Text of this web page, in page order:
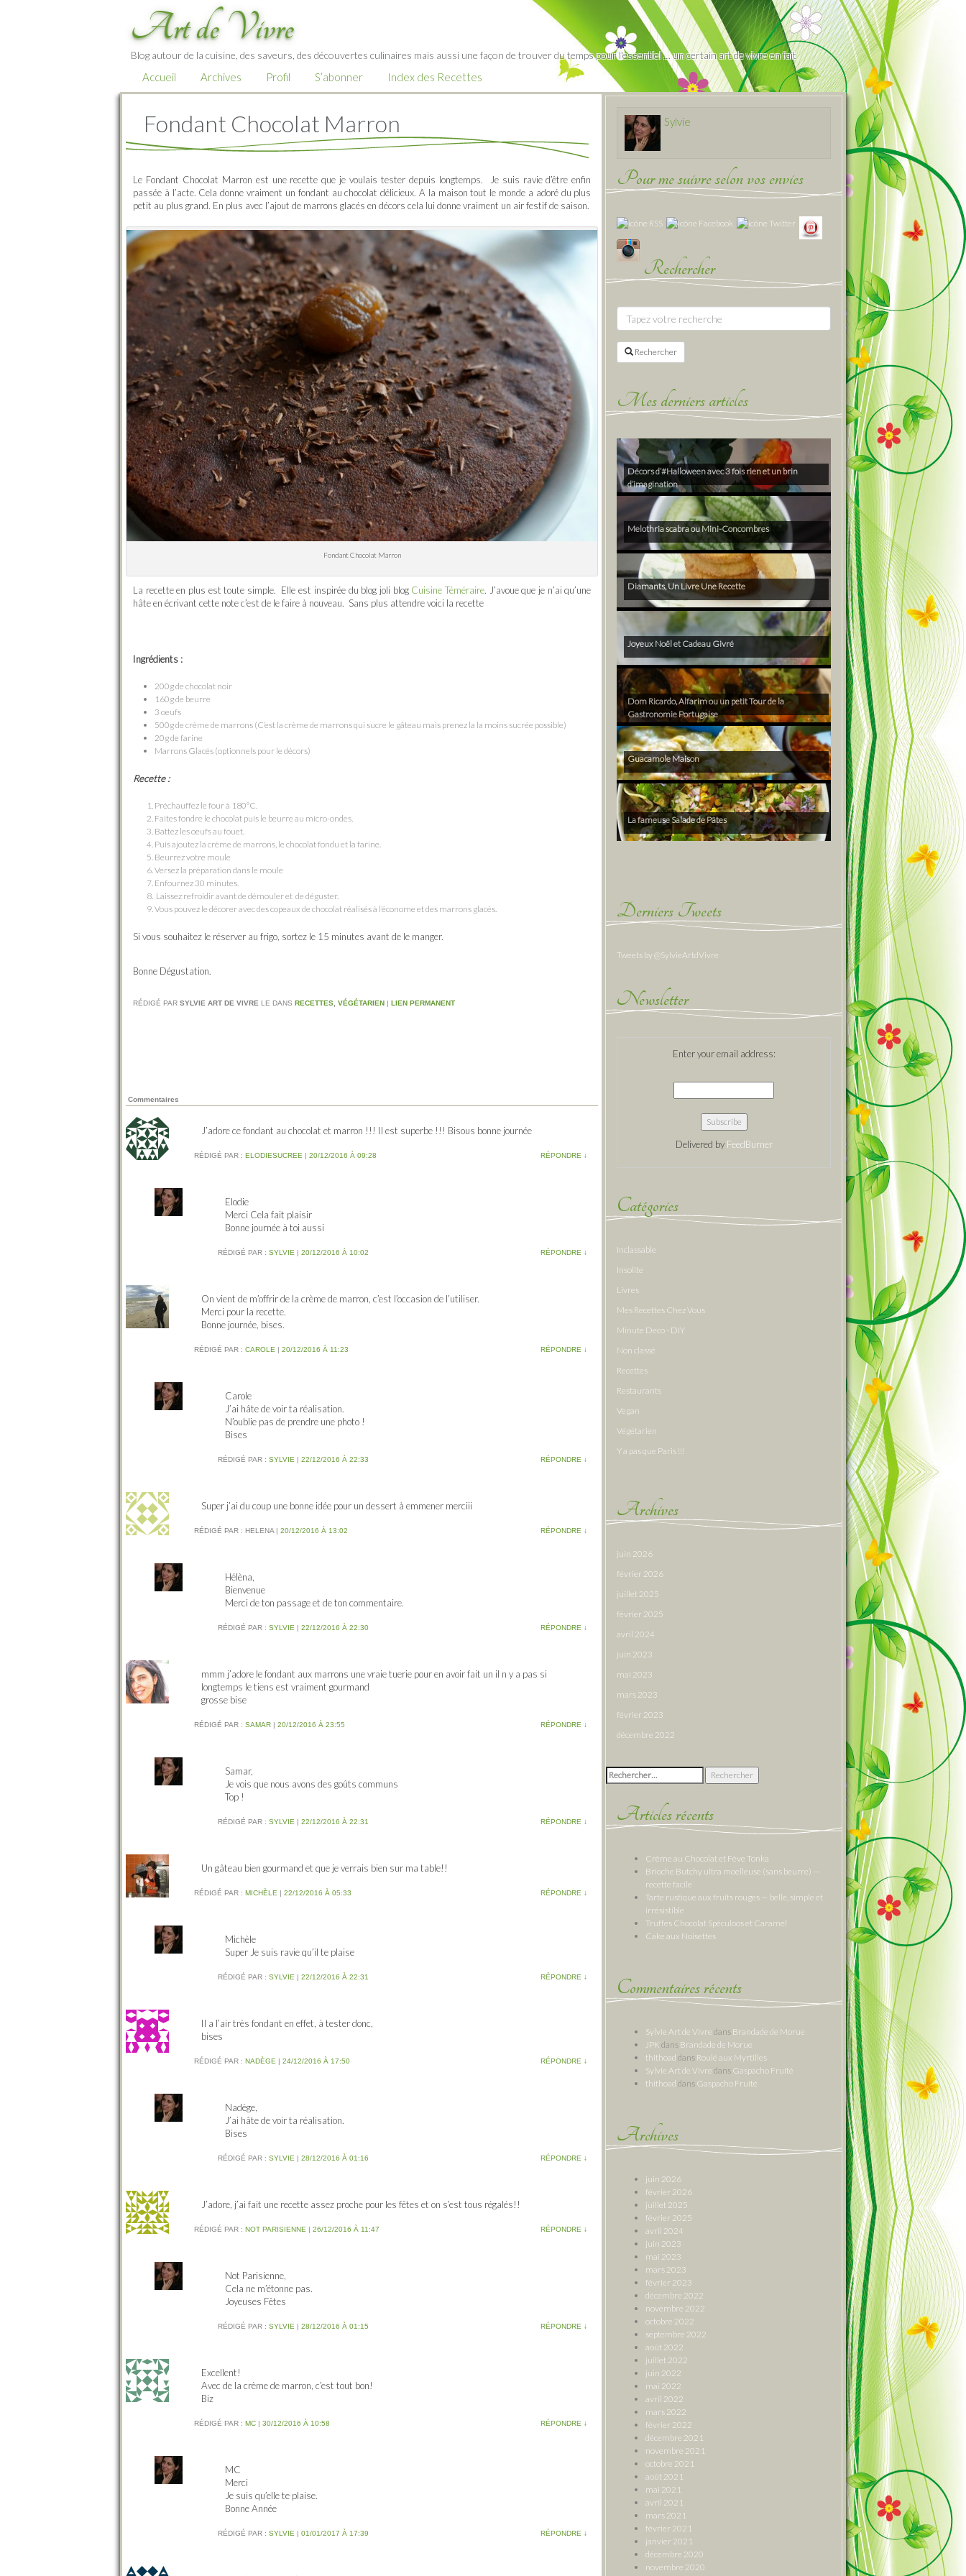
Art de Vivre
Blog autour de la cuisine, des saveurs, des découvertes culinaires mais aussi une façon de trouver du temps pour l'essentiel … un certain art de vivre en fait
Accueil Archives Profil S’abonner Index des Recettes
Fondant Chocolat Marron
Le Fondant Chocolat Marron est une recette que je voulais tester depuis longtemps. Je suis ravie d’être enfin
passée à l’acte. Cela donne vraiment un fondant au chocolat délicieux. A la maison tout le monde a adoré du plus
petit au plus grand. En plus avec l’ajout de marrons glacés en décors cela lui donne vraiment un air festif de saison.
Fondant Chocolat Marron
La recette en plus est toute simple. Elle est inspirée du blog joli blog Cuisine Téméraire. J’avoue que je n’ai qu’une
hâte en écrivant cette note c’est de le faire à nouveau. Sans plus attendre voici la recette
Ingrédients :
200g de chocolat noir
160g de beurre
3 oeufs
500g de crème de marrons (C’est la crème de marrons qui sucre le gâteau mais prenez la la moins sucrée possible)
20g de farine
Marrons Glacés (optionnels pour le décors)
Recette :
Préchauffez le four à 180°C.
Faites fondre le chocolat puis le beurre au micro-ondes.
Battez les oeufs au fouet.
Puis ajoutez la crème de marrons, le chocolat fondu et la farine.
Beurrez votre moule
Versez la préparation dans le moule
Enfournez 30 minutes.
Laissez refroidir avant de démouler et de déguster.
Vous pouvez le décorer avec des copeaux de chocolat réalisés à l’économe et des marrons glacés.
Si vous souhaitez le réserver au frigo, sortez le 15 minutes avant de le manger.
Bonne Dégustation.
RÉDIGÉ PAR SYLVIE ART DE VIVRE LE DANS RECETTES, VÉGÉTARIEN | LIEN PERMANENT
Commentaires
J’adore ce fondant au chocolat et marron !!! Il est superbe !!! Bisous bonne journée
RÉDIGÉ PAR : ELODIESUCREE| 20/12/2016 À 09:28 RÉPONDRE ↓
Elodie
Merci Cela fait plaisir
Bonne journée à toi aussi
RÉDIGÉ PAR : SYLVIE| 20/12/2016 À 10:02 RÉPONDRE ↓
On vient de m’offrir de la crème de marron, c’est l’occasion de l’utiliser.
Merci pour la recette.
Bonne journée, bises.
RÉDIGÉ PAR : CAROLE| 20/12/2016 À 11:23 RÉPONDRE ↓
Carole
J’ai hâte de voir ta réalisation.
N’oublie pas de prendre une photo !
Bises
RÉDIGÉ PAR : SYLVIE| 22/12/2016 À 22:33 RÉPONDRE ↓
Super j’ai du coup une bonne idée pour un dessert à emmener merciii
RÉDIGÉ PAR : HELENA| 20/12/2016 À 13:02 RÉPONDRE ↓
Hélèna,
Bienvenue
Merci de ton passage et de ton commentaire.
RÉDIGÉ PAR : SYLVIE| 22/12/2016 À 22:30 RÉPONDRE ↓
mmm j’adore le fondant aux marrons une vraie tuerie pour en avoir fait un il n y a pas si
longtemps le tiens est vraiment gourmand
grosse bise
RÉDIGÉ PAR : SAMAR| 20/12/2016 À 23:55 RÉPONDRE ↓
Samar,
Je vois que nous avons des goûts communs
Top !
RÉDIGÉ PAR : SYLVIE| 22/12/2016 À 22:31 RÉPONDRE ↓
Un gâteau bien gourmand et que je verrais bien sur ma table!!
RÉDIGÉ PAR : MICHÈLE| 22/12/2016 À 05:33 RÉPONDRE ↓
Michèle
Super Je suis ravie qu’il te plaise
RÉDIGÉ PAR : SYLVIE| 22/12/2016 À 22:31 RÉPONDRE ↓
Il a l’air très fondant en effet, à tester donc,
bises
RÉDIGÉ PAR : NADÈGE| 24/12/2016 À 17:50 RÉPONDRE ↓
Nadège,
J’ai hâte de voir ta réalisation.
Bises
RÉDIGÉ PAR : SYLVIE| 28/12/2016 À 01:16 RÉPONDRE ↓
J’adore, j’ai fait une recette assez proche pour les fêtes et on s’est tous régalés!!
RÉDIGÉ PAR : NOT PARISIENNE| 26/12/2016 À 11:47 RÉPONDRE ↓
Not Parisienne,
Cela ne m’étonne pas.
Joyeuses Fêtes
RÉDIGÉ PAR : SYLVIE| 28/12/2016 À 01:15 RÉPONDRE ↓
Excellent!
Avec de la crème de marron, c’est tout bon!
Biz
RÉDIGÉ PAR : MC| 30/12/2016 À 10:58 RÉPONDRE ↓
MC
Merci
Je suis qu’elle te plaise.
Bonne Année
RÉDIGÉ PAR : SYLVIE| 01/01/2017 À 17:39 RÉPONDRE ↓
Sylvie
Pour me suivre selon vos envies
Rechercher
Rechercher
Mes derniers articles
Décors d’#Halloween avec 3 fois rien et un brin
d’imagination
Melothria scabra ou Mini-Concombres
Diamants, Un Livre Une Recette
Joyeux Noël et Cadeau Givré
Dom Ricardo, Alfarim ou un petit Tour de la
Gastronomie Portugaise
Guacamole Maison
La fameuse Salade de Pâtes
Derniers Tweets
Tweets by @SylvieArtdVivre
Newsletter
Enter your email address:
Delivered by FeedBurner
Catégories
Inclassable
Insolite
Livres
Mes Recettes Chez Vous
Minute Deco - DIY
Non classé
Recettes
Restaurants
Vegan
Végétarien
Y a pas que Paris !!!
Archives
juin 2026
février 2026
juillet 2025
février 2025
avril 2024
juin 2023
mai 2023
mars 2023
février 2023
décembre 2022
Rechercher :
Articles récents
Crème au Chocolat et Fève Tonka
Brioche Butchy ultra moelleuse (sans beurre) —
recette facile
Tarte rustique aux fruits rouges — belle, simple et
irrésistible
Truffes Chocolat Spéculoos et Caramel
Cake aux Noisettes
Commentaires récents
Sylvie Art de Vivre dans Brandade de Morue
JPK dans Brandade de Morue
thithoad dans Roulé aux Myrtilles
Sylvie Art de Vivre dans Gaspacho Fruité
thithoad dans Gaspacho Fruité
Archives
juin 2026
février 2026
juillet 2025
février 2025
avril 2024
juin 2023
mai 2023
mars 2023
février 2023
décembre 2022
novembre 2022
octobre 2022
septembre 2022
août 2022
juillet 2022
juin 2022
mai 2022
avril 2022
mars 2022
février 2022
décembre 2021
novembre 2021
octobre 2021
août 2021
mai 2021
avril 2021
mars 2021
février 2021
janvier 2021
décembre 2020
novembre 2020